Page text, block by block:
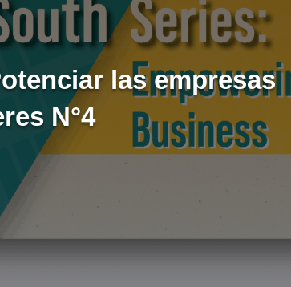
las empresas
N°4